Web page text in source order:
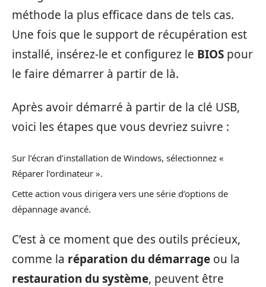
méthode la plus efficace dans de tels cas.
Une fois que le support de récupération est
installé, insérez-le et configurez le BIOS pour
le faire démarrer à partir de là.
Après avoir démarré à partir de la clé USB,
voici les étapes que vous devriez suivre :
Sur l’écran d’installation de Windows, sélectionnez «
Réparer l’ordinateur ».
Cette action vous dirigera vers une série d’options de
dépannage avancé.
C’est à ce moment que des outils précieux,
comme la réparation du démarrage ou la
restauration du système, peuvent être